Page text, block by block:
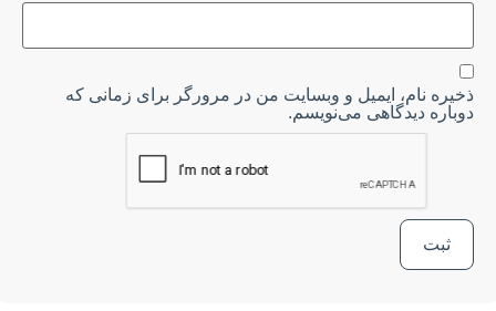
ذخیره نام، ایمیل و وبسایت من در مرورگر برای زمانی که
دوباره دیدگاهی می‌نویسم.